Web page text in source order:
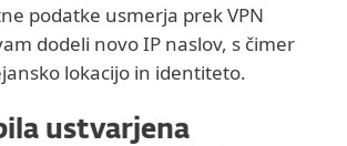
podatke usmerja prek VPN
dodeli novo IP naslov, s čimer
lokacijo in identiteto.
ustvarjena